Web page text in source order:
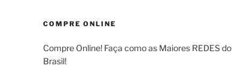
COMPRE ONLINE
Compre Online! Faça como as Maiores REDES do
Brasil!